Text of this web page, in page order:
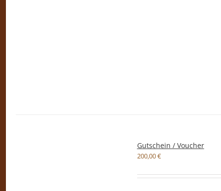
Gutschein / Voucher
200,00€